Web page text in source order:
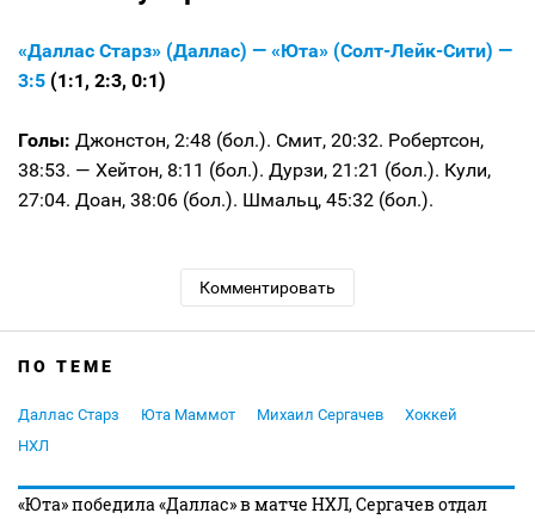
«Даллас Старз» (Даллас) — «Юта» (Солт-Лейк-Сити) —
3:5 (1:1, 2:3, 0:1)
Голы: Джонстон, 2:48 (бол.). Смит, 20:32. Робертсон,
38:53. — Хейтон, 8:11 (бол.). Дурзи, 21:21 (бол.). Кули,
27:04. Доан, 38:06 (бол.). Шмальц, 45:32 (бол.).
Комментировать
ПО ТЕМЕ
Даллас Старз Юта Маммот Михаил Сергачев
Хоккей
НХЛ
«Юта» победила «Даллас» в матче НХЛ, Сергачев отдал